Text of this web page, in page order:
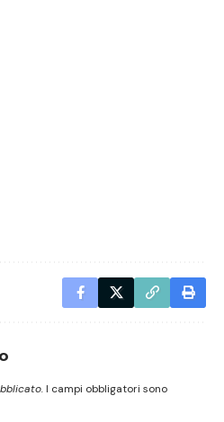
I campi obbligatori sono